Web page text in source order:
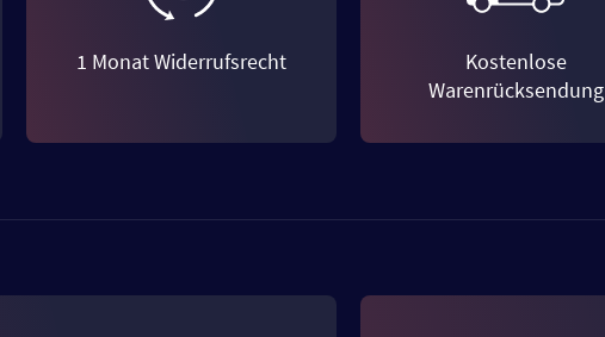
1 Monat Widerrufsrecht
Kostenlose
Warenrücksendung